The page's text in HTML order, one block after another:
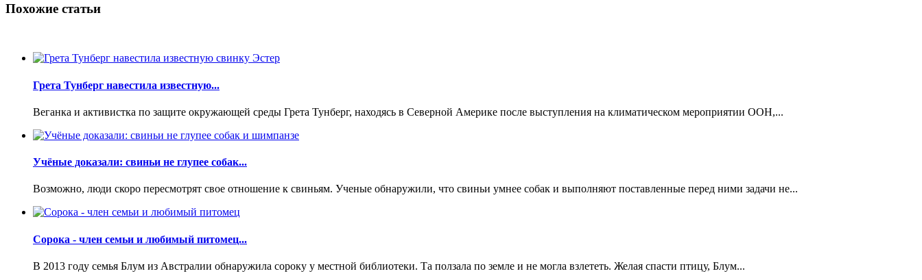
Похожие статьи
Грета Тунберг навестила известную...
Веганка и активистка по защите окружающей среды Грета Тунберг, находясь в Северной Америке после выступления на климатическом мероприятии ООН,...
Учёные доказали: свиньи не глупее собак...
Возможно, люди скоро пересмотрят свое отношение к свиньям. Ученые обнаружили, что свиньи умнее собак и выполняют поставленные перед ними задачи не...
Сорока - член семьи и любимый питомец...
В 2013 году семья Блум из Австралии обнаружила сороку у местной библиотеки. Та ползала по земле и не могла взлететь. Желая спасти птицу, Блум...